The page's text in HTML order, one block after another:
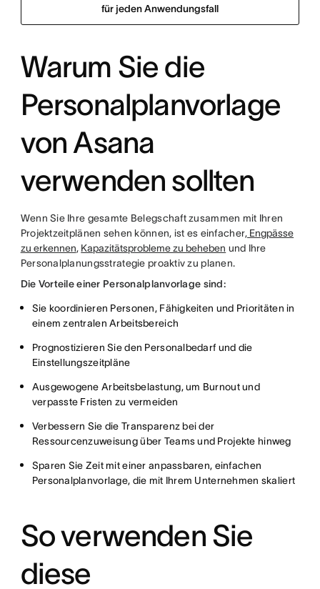
für jeden Anwendungsfall
Warum Sie die
Personalplanvorlage
von Asana
verwenden sollten
Wenn Sie Ihre gesamte Belegschaft zusammen mit Ihren
Projektzeitplänen sehen können, ist es einfacher, Engpässe
zu erkennen, Kapazitätsprobleme zu beheben und Ihre
Personalplanungsstrategie proaktiv zu planen.
Die Vorteile einer Personalplanvorlage sind:
Sie koordinieren Personen, Fähigkeiten und Prioritäten in
einem zentralen Arbeitsbereich
Prognostizieren Sie den Personalbedarf und die
Einstellungszeitpläne
Ausgewogene Arbeitsbelastung, um Burnout und
verpasste Fristen zu vermeiden
Verbessern Sie die Transparenz bei der
Ressourcenzuweisung über Teams und Projekte hinweg
Sparen Sie Zeit mit einer anpassbaren, einfachen
Personalplanvorlage, die mit Ihrem Unternehmen skaliert
So verwenden Sie
diese